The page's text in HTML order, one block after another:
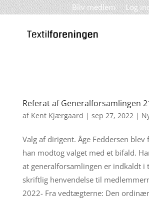
Bliv medlem Log
Referat af Generalforsamlingen
af Kent Kjærgaard | sep 27, 2022|
Valg af dirigent. Åge Feddersen blev
han modtog valget med et bifald.
at generalforsamlingen er indkaldt i
skriftlig henvendelse til
2022- Fra vedtægterne: Den